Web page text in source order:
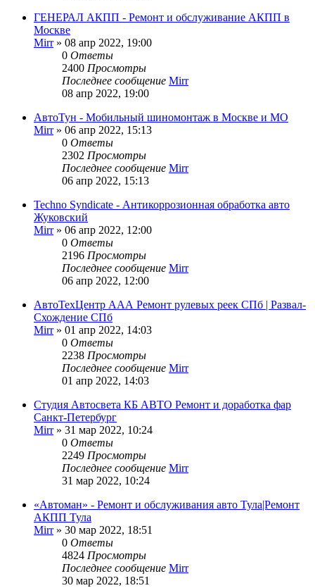
ГЕНЕРАЛ АКПП - Ремонт и обслуживание АКПП в
Москве
Mirr» 08 апр 2022, 19:00
0 Ответы
2400 Просмотры
Последнее сообщение Mirr
08 апр 2022, 19:00
АвтоТун - Мобильный шиномонтаж в Москве и МО
Mirr» 06 апр 2022, 15:13
0 Ответы
2302 Просмотры
Последнее сообщение Mirr
06 апр 2022, 15:13
Techno Syndicate - Антикоррозионная обработка авто
Жуковский
Mirr» 06 апр 2022, 12:00
0 Ответы
2196 Просмотры
Последнее сообщение Mirr
06 апр 2022, 12:00
АвтоТехЦентр ААА Ремонт рулевых реек СПб | Развал-
Схождение СПб
Mirr» 01 апр 2022, 14:03
0 Ответы
2238 Просмотры
Последнее сообщение Mirr
01 апр 2022, 14:03
Студия Автосвета КБ АВТО Ремонт и доработка фар
Санкт-Петербург
Mirr» 31 мар 2022, 10:24
0 Ответы
2249 Просмотры
Последнее сообщение Mirr
31 мар 2022, 10:24
«Автоман» - Ремонт и обслуживания авто Тула|Ремонт
АКПП Тула
Mirr» 30 мар 2022, 18:51
0 Ответы
4824 Просмотры
Последнее сообщение Mirr
30 мар 2022, 18:51